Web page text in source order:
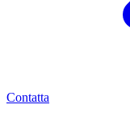
Contatta